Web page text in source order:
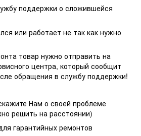
поддержки о сложившейся
или работает не так как нужно
товар нужно отправить на
центра, который сообщит
обращения в службу поддержки!
Нам о своей проблеме
решить на расстоянии)
гарантийных ремонтов